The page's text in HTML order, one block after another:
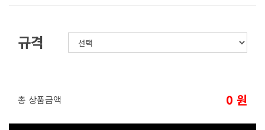
규격
총 상품금액 0 원